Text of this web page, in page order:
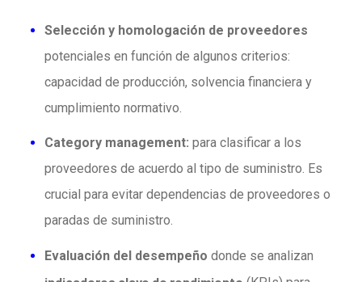
Selección y homologación de proveedores
potenciales en función de algunos criterios:
capacidad de producción, solvencia financiera y
cumplimiento normativo.
Category management:para clasificar a los
proveedores de acuerdo al tipo de suministro. Es
crucial para evitar dependencias de proveedores o
paradas de suministro.
Evaluación del desempeño donde se analizan